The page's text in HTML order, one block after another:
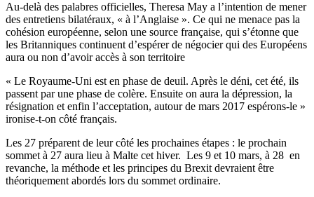
Au-delà des palabres officielles, Theresa May a l’intention de mener
des entretiens bilatéraux, « à l’Anglaise ». Ce qui ne menace pas la
cohésion européenne, selon une source française, qui s’étonne que
les Britanniques continuent d’espérer de négocier qui des Européens
aura ou non d’avoir accès à son territoire
« Le Royaume-Uni est en phase de deuil. Après le déni, cet été, ils
passent par une phase de colère. Ensuite on aura la dépression, la
résignation et enfin l’acceptation, autour de mars 2017 espérons-le »
ironise-t-on côté français.
Les 27 préparent de leur côté les prochaines étapes : le prochain
sommet à 27 aura lieu à Malte cet hiver. Les 9 et 10 mars, à 28 en
revanche, la méthode et les principes du Brexit devraient être
théoriquement abordés lors du sommet ordinaire.